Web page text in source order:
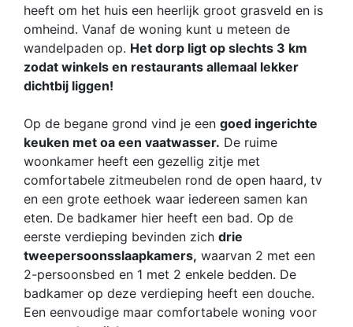
heeft om het huis een heerlijk groot grasveld en is
omheind. Vanaf de woning kunt u meteen de
wandelpaden op. Het dorp ligt op slechts 3 km
zodat winkels en restaurants allemaal lekker
dichtbij liggen!
Op de begane grond vind je een goed ingerichte
keuken met oa een vaatwasser. De ruime
woonkamer heeft een gezellig zitje met
comfortabele zitmeubelen rond de open haard, tv
en een grote eethoek waar iedereen samen kan
eten. De badkamer hier heeft een bad. Op de
eerste verdieping bevinden zich drie
tweepersoonsslaapkamers, waarvan 2 met een
2-persoonsbed en 1 met 2 enkele bedden. De
badkamer op deze verdieping heeft een douche.
Een eenvoudige maar comfortabele woning voor